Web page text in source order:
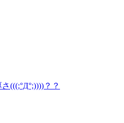
(((;°Д°;))))？？